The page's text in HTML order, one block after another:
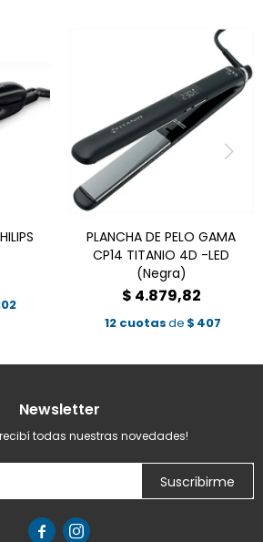
PLANCHA DE PELO GAMA
CP14 TITANIO 4D -LED
(Negra)
$ 4.879,82
12 cuotasde $ 407
Newsletter
recibí todas nuestras novedades!
Suscribirme
 